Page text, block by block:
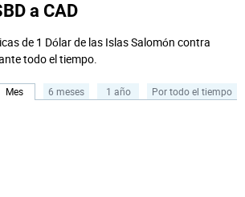
a CAD
de 1 Dólar de las Islas Salomón contra
todo el tiempo.
Mes 6 meses 1 año Por todo el tiempo